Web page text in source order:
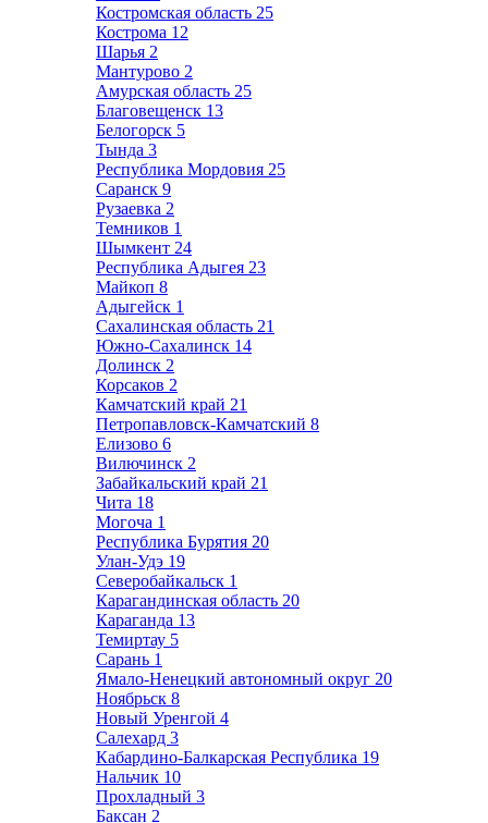
Костромская область 25
Кострома 12
Шарья 2
Мантурово 2
Амурская область 25
Благовещенск 13
Белогорск 5
Тында 3
Республика Мордовия 25
Саранск 9
Рузаевка 2
Темников 1
Шымкент 24
Республика Адыгея 23
Майкоп 8
Адыгейск 1
Сахалинская область 21
Южно-Сахалинск 14
Долинск 2
Корсаков 2
Камчатский край 21
Петропавловск-Камчатский 8
Елизово 6
Вилючинск 2
Забайкальский край 21
Чита 18
Могоча 1
Республика Бурятия 20
Улан-Удэ 19
Северобайкальск 1
Карагандинская область 20
Караганда 13
Темиртау 5
Сарань 1
Ямало-Ненецкий автономный округ 20
Ноябрьск 8
Новый Уренгой 4
Салехард 3
Кабардино-Балкарская Республика 19
Нальчик 10
Прохладный 3
Баксан 2